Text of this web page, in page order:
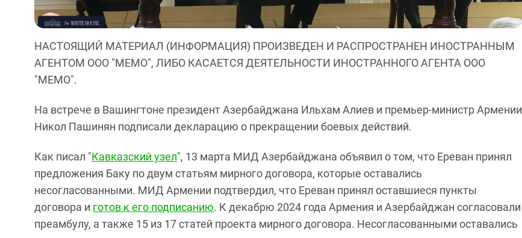
НАСТОЯЩИЙ МАТЕРИАЛ (ИНФОРМАЦИЯ) ПРОИЗВЕДЕН И РАСПРОСТРАНЕН ИНОСТРАННЫМ
АГЕНТОМ ООО "МЕМО", ЛИБО КАСАЕТСЯ ДЕЯТЕЛЬНОСТИ ИНОСТРАННОГО АГЕНТА ООО
"МЕМО".
На встрече в Вашингтоне президент Азербайджана Ильхам Алиев и премьер-министр Армении
Никол Пашинян подписали декларацию о прекращении боевых действий.
Как писал "Кавказский узел", 13 марта МИД Азербайджана объявил о том, что Ереван принял
предложения Баку по двум статьям мирного договора, которые оставались
несогласованными. МИД Армении подтвердил, что Ереван принял оставшиеся пункты
договора и готов к его подписанию. К декабрю 2024 года Армения и Азербайджан согласовали
преамбулу, а также 15 из 17 статей проекта мирного договора. Несогласованными оставались